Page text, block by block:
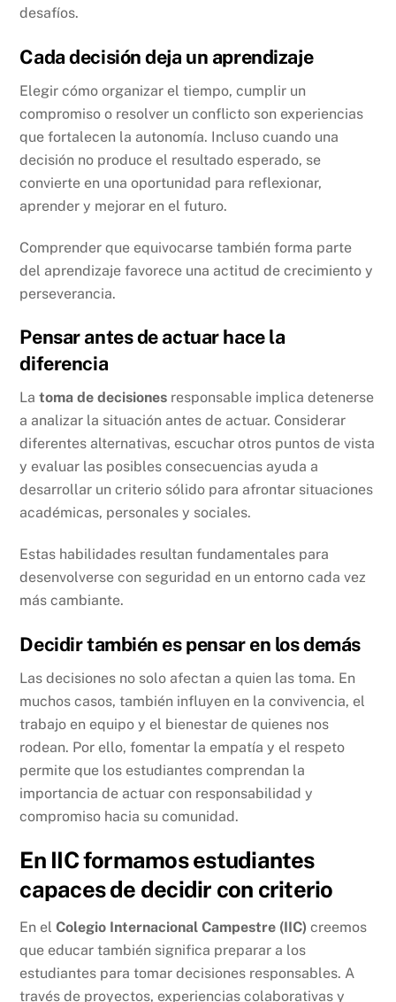
desafíos.
Cada decisión deja un aprendizaje
Elegir cómo organizar el tiempo, cumplir un
compromiso o resolver un conflicto son experiencias
que fortalecen la autonomía. Incluso cuando una
decisión no produce el resultado esperado, se
convierte en una oportunidad para reflexionar,
aprender y mejorar en el futuro.
Comprender que equivocarse también forma parte
del aprendizaje favorece una actitud de crecimiento y
perseverancia.
Pensar antes de actuar hace la
diferencia
Latoma de decisiones responsable implica detenerse
a analizar la situación antes de actuar. Considerar
diferentes alternativas, escuchar otros puntos de vista
y evaluar las posibles consecuencias ayuda a
desarrollar un criterio sólido para afrontar situaciones
académicas, personales y sociales.
Estas habilidades resultan fundamentales para
desenvolverse con seguridad en un entorno cada vez
más cambiante.
Decidir también es pensar en los demás
Las decisiones no solo afectan a quien las toma. En
muchos casos, también influyen en la convivencia, el
trabajo en equipo y el bienestar de quienes nos
rodean. Por ello, fomentar la empatía y el respeto
permite que los estudiantes comprendan la
importancia de actuar con responsabilidad y
compromiso hacia su comunidad.
En IIC formamos estudiantes
capaces de decidir con criterio
En elColegio Internacional Campestre (IIC) creemos
que educar también significa preparar a los
estudiantes para tomar decisiones responsables. A
través de proyectos, experiencias colaborativas y